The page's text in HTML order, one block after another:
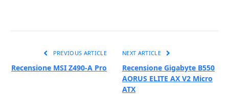
PREVIOUS ARTICLE
Recensione MSI Z490-A Pro
NEXT ARTICLE
Recensione Gigabyte B550
AORUS ELITE AX V2 Micro
ATX